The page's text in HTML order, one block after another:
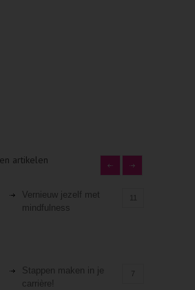
artikelen
Vernieuw jezelf met
mindfulness
Stappen maken in je
carrière!
7